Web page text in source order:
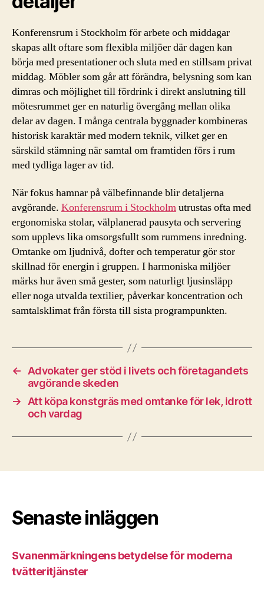
Konferensrum i Stockholm för arbete och middagar
skapas allt oftare som flexibla miljöer där dagen kan
börja med presentationer och sluta med en stillsam privat
middag. Möbler som går att förändra, belysning som kan
dimras och möjlighet till fördrink i direkt anslutning till
mötesrummet ger en naturlig övergång mellan olika
delar av dagen. I många centrala byggnader kombineras
historisk karaktär med modern teknik, vilket ger en
särskild stämning när samtal om framtiden förs i rum
med tydliga lager av tid.
När fokus hamnar på välbefinnande blir detaljerna
avgörande. Konferensrum i Stockholmutrustas ofta med
ergonomiska stolar, välplanerad pausyta och servering
som upplevs lika omsorgsfullt som rummens inredning.
Omtanke om ljudnivå, dofter och temperatur gör stor
skillnad för energin i gruppen. I harmoniska miljöer
märks hur även små gester, som naturligt ljusinsläpp
eller noga utvalda textilier, påverkar koncentration och
samtalsklimat från första till sista programpunkten.
←
Advokater ger stöd i livets och företagandets
avgörande skeden
→
Att köpa konstgräs med omtanke för lek, idrott
och vardag
Senaste inläggen
Svanenmärkningens betydelse för moderna
tvätteritjänster